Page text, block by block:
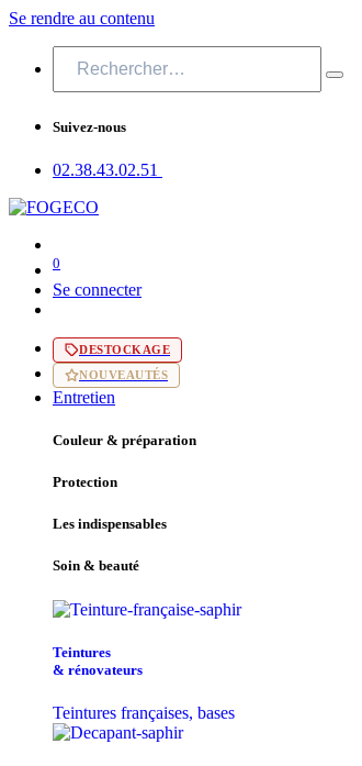
Se rendre au contenu
Suivez-nous
02.38.43​.02.51
0
Se connecter
DESTOCKAGE
NOUVEAUTÉS
Entretien
Couleur & préparation
Protection
Les indispensables
Soin & beauté
Teintu​res
& r​é​novateurs
Teintures françaises, bases